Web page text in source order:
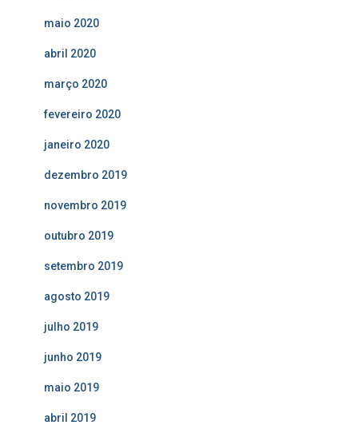
maio 2020
abril 2020
março 2020
fevereiro 2020
janeiro 2020
dezembro 2019
novembro 2019
outubro 2019
setembro 2019
agosto 2019
julho 2019
junho 2019
maio 2019
abril 2019